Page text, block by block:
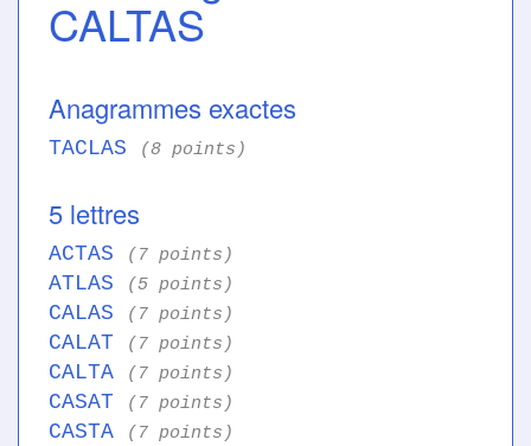
CALTAS
Anagrammes exactes
TACLAS (8 points)
5 lettres
ACTAS (7 points)
ATLAS (5 points)
CALAS (7 points)
CALAT (7 points)
CALTA (7 points)
CASAT (7 points)
CASTA (7 points)